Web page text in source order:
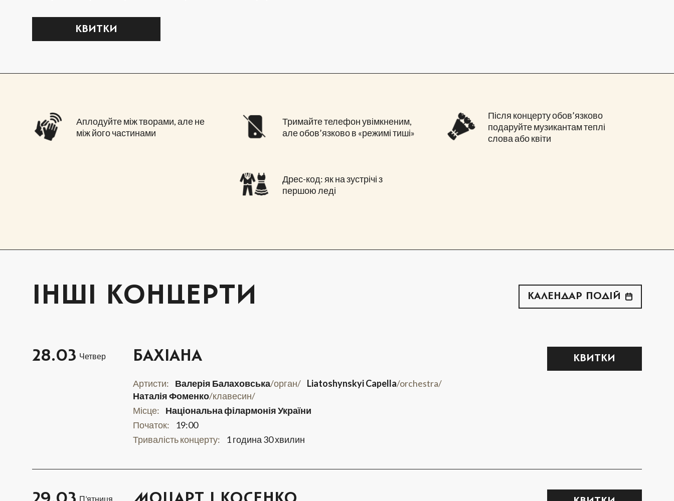
КВИТКИ
Аплодуйте між творами, але не
між його частинами
Тримайте телефон увімкненим,
але обов’язково в «режимі тиші»
Після концерту обов’язково
подаруйте музикантам теплі
слова або квіти
Дрес-код: як на зустрічі з
першою леді
ІНШІ КОНЦЕРТИ КАЛЕНДАР ПОДІЙ
28.03 Четвер БАХІАНА
Артисти: Валерія Балаховська/орган/ Liatoshynskyi Capella/orchestra/
Наталія Фоменко/клавесин/
Місце:
Національна філармонія України
Початок:
19:00
Тривалість концерту:
1 година 30 хвилин
КВИТКИ
П’ятниця